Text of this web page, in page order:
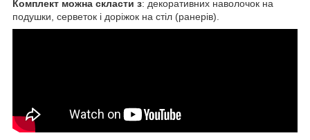
Комплект можна скласти з: декоративних наволочок на
подушки, серветок і доріжок на стіл (ранерів).